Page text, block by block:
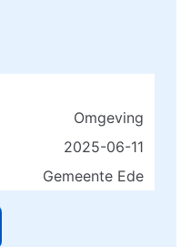
Omgeving
2025-06-11
Gemeente Ede